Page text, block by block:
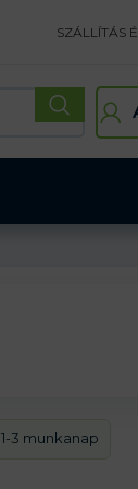
SZÁLLÍTÁS
1-3 munkanap